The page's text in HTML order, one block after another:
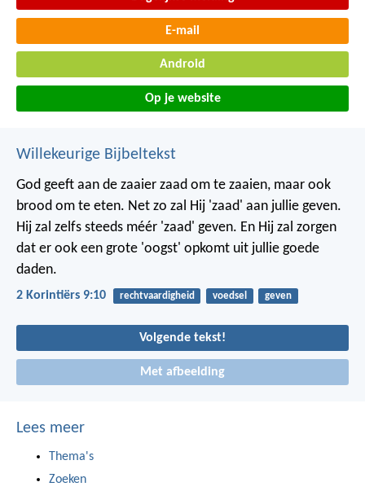
E-mail
Android
Op je website
Willekeurige Bijbeltekst
God geeft aan de zaaier zaad om te zaaien, maar ook
brood om te eten. Net zo zal Hij 'zaad' aan jullie geven.
Hij zal zelfs steeds méér 'zaad' geven. En Hij zal zorgen
dat er ook een grote 'oogst' opkomt uit jullie goede
daden.
2 Korintiërs 9:10 rechtvaardigheid voedsel geven
Volgende tekst!
Met afbeelding
Lees meer
Thema's
Zoeken